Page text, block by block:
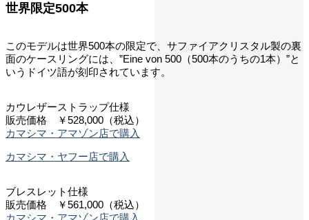
世界限定500本
このモデルは世界500本の限定で、サファイアクリスタル製の裏
面のケースリングには、”Eine von 500（500本のうちの1本）”と
いうドイツ語が刻印されています。
カウレザーストラップ仕様
販売価格 ￥528,000（税込）
カマシマ・アマゾン店で購入
カマシマ・ヤフー店で購入
ブレスレット仕様
販売価格 ￥561,000（税込）
カマシマ・アマゾン店で購入